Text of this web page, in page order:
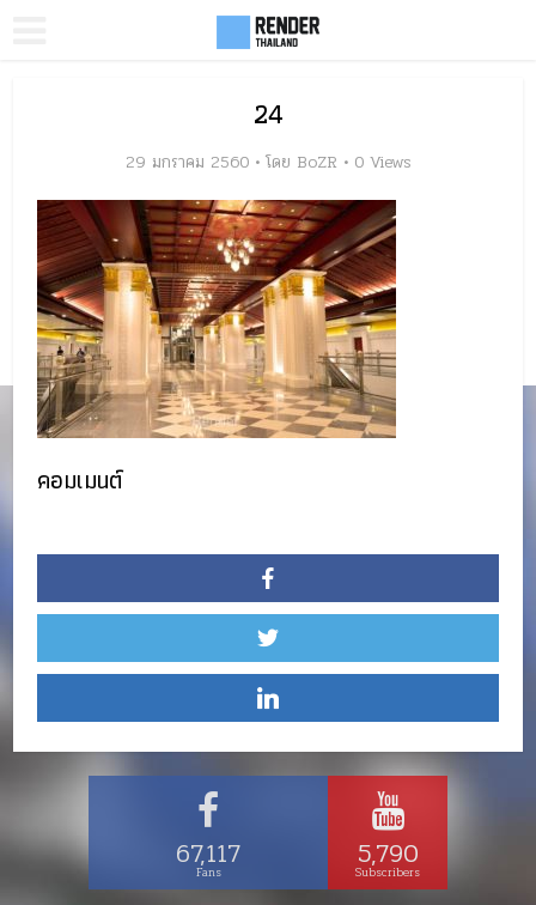
24
29 มกราคม 2560 โดย BoZR 0 Views
คอมเมนต์
67,117
Fans 5,790
Subscribers